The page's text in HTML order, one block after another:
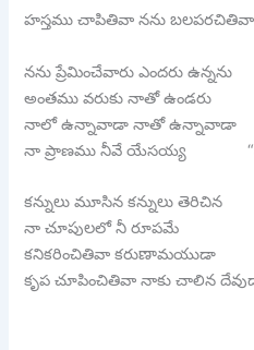
హస్తము చాపితివా నను
నను ప్రేమించేవారు ఎందరు ఉన్నను
అంతము వరుకు నాతో ఉండరు
నాలో ఉన్నావాడా నాతో ఉన్నావాడా
నా ప్రాణము నీవే యేసయ్య
కన్నులు మూసిన కన్నులు తెరిచిన
నా చూపులలో నీ రూపమే
కనికరించితివా కరుణామయుడా
కృప చూపించితివా నాకు చాలిన